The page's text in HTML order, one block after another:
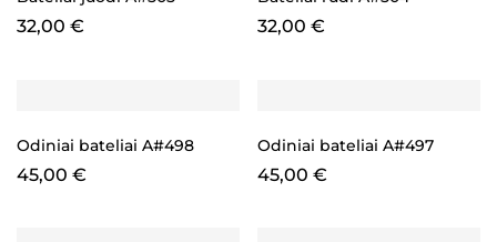
32,00 € 32,00 €
Odiniai bateliai A#498
45,00 €
Odiniai bateliai A#497
45,00 €